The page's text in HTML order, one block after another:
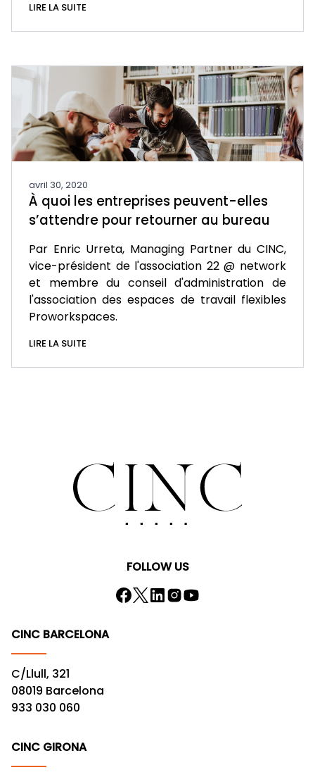
LIRE LA SUITE
avril 30, 2020
À quoi les entreprises peuvent-elles
s’attendre pour retourner au bureau
Par Enric Urreta, Managing Partner du CINC,
vice-président de l'association 22 @ network
et membre du conseil d'administration de
l'association des espaces de travail flexibles
Proworkspaces.
LIRE LA SUITE
FOLLOW US
CINC BARCELONA
C/Llull, 321
08019 Barcelona
933 030 060
CINC GIRONA